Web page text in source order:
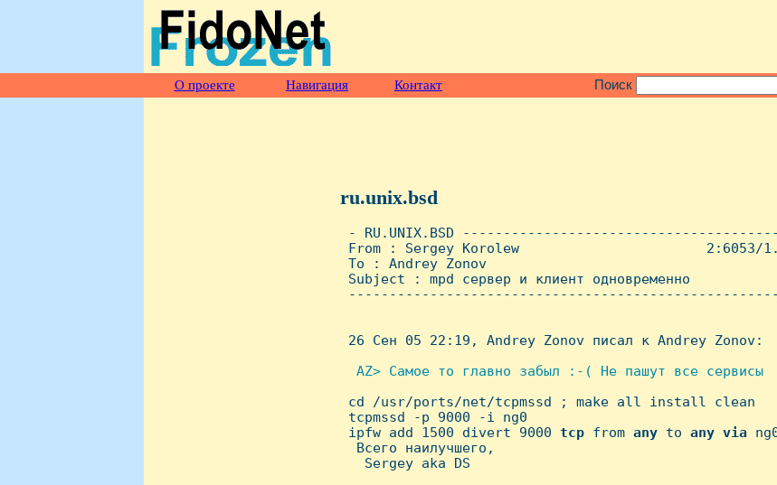
О проекте Навигация Контакт Поиск
ru.unix.bsd
- RU.UNIX.BSD
From : Sergey Korolew                       2:6053/
To : Andrey Zonov
Subject : mpd сервер и клиент одновременно
26 Сен 05 22:19, Andrey Zonov писал к Andrey Zonov:
AZ> Самое то главно забыл :-( Hе пашут все сервисы
cd /usr/ports/net/tcpmssd ; make all install clean
tcpmssd -p 9000 -i ng0
ipfw add 1500 divert 9000 tcp from any to any via
  Всего наилучшего,
   Sergey aka DS